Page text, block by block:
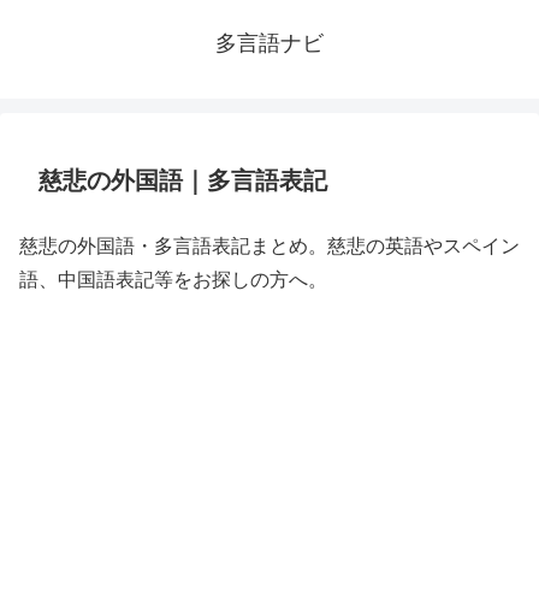
多言語ナビ
慈悲の外国語｜多言語表記
慈悲の外国語・多言語表記まとめ。慈悲の英語やスペイン
語、中国語表記等をお探しの方へ。